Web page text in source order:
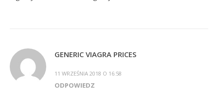
GENERIC VIAGRA PRICES
11 WRZEŚNIA 2018 O 16:58
ODPOWIEDZ